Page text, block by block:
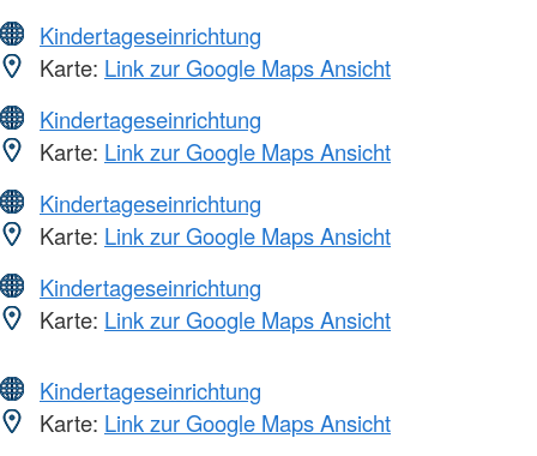
Kindertageseinrichtung
Karte: Link zur Google Maps Ansicht
Kindertageseinrichtung
Karte: Link zur Google Maps Ansicht
Kindertageseinrichtung
Karte: Link zur Google Maps Ansicht
Kindertageseinrichtung
Karte: Link zur Google Maps Ansicht
Kindertageseinrichtung
Karte: Link zur Google Maps Ansicht